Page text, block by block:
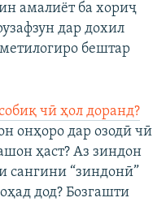
амалиёт ба хориҷ
дар дохил
бештар
чӣ ҳол доранд?
онҳоро дар озодӣ чӣ
ҳаст? Аз зиндон
сангини “зиндонӣ”
дод? Бозгашти